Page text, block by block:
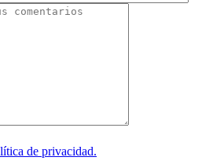
de privacidad.